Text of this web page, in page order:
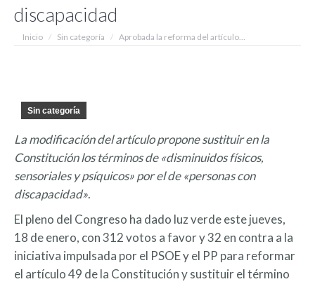
discapacidad
Estás aquí:
Inicio Sin categoría Aprobada la reforma del artículo…
Sin categoría
La modificación del artículo propone sustituir en la
Constitución los términos de «disminuidos físicos,
sensoriales y psíquicos» por el de «personas con
discapacidad».
El pleno del Congreso ha dado luz verde este jueves,
18 de enero, con 312 votos a favor y 32 en contra a la
iniciativa impulsada por el PSOE y el PP para reformar
el artículo 49 de la Constitución y sustituir el término